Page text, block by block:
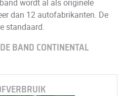
wordt al als originele
dan 12 autofabrikanten. De
standaard.
BAND CONTINENTAL